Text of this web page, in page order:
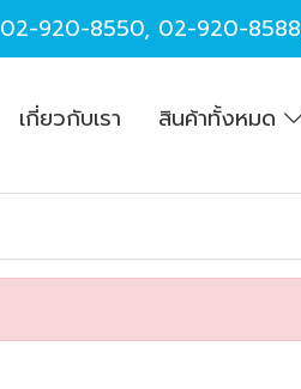
02-920-8550, 02-920-8588
เกี่ยวกับเรา สินค้าทั้งหมด